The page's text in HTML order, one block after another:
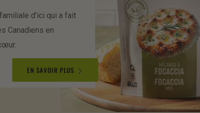
d’ici qui a fait
Canadiens en
EN SAVOIR PLUS